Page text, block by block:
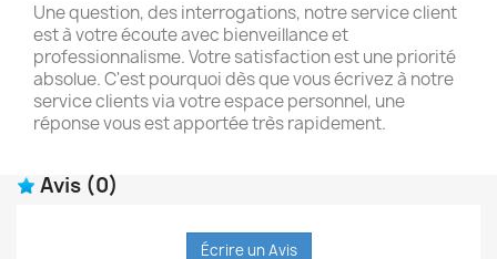
Une question, des interrogations, notre service client
est à votre écoute avec bienveillance et
professionnalisme. Votre satisfaction est une priorité
absolue. C'est pourquoi dès que vous écrivez à notre
service clients via votre espace personnel, une
réponse vous est apportée très rapidement.
Avis (0)
Écrire un Avis